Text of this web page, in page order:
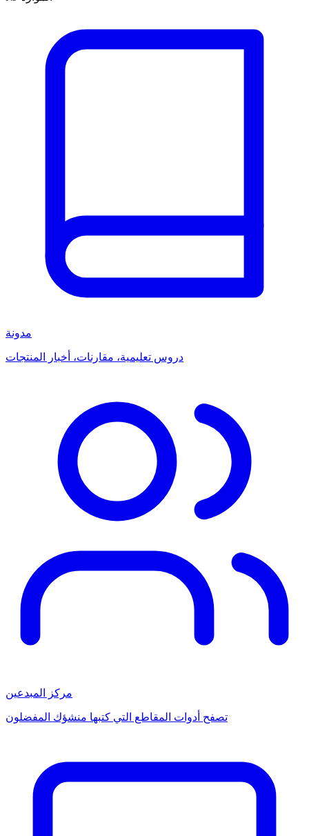
مدونة
دروس تعليمية، مقارنات، أخبار المنتجات
مركز المبدعين
تصفح أدوات المقاطع التي كتبها منشؤك المفضلون